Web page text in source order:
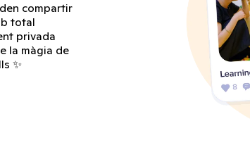
compartir
total
privada
la màgia de
✨